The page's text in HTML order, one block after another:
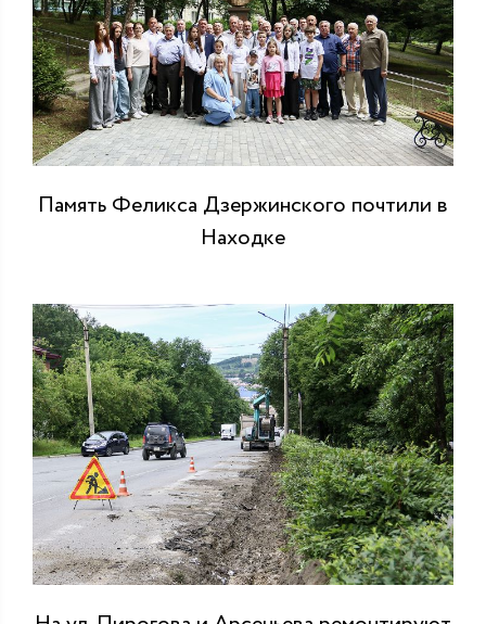
Память Феликса Дзержинского почтили в
Находке